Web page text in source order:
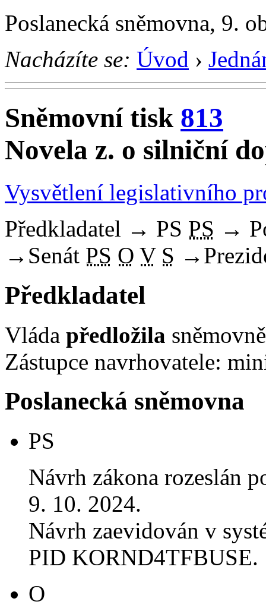
Poslanecká sněmovna, 9.
Nacházíte se: Úvod ›
Sněmovní tisk 813
Novela z. o silniční
Vysvětlení legislativního
Předkladatel → PS PS →
→ Senát PS O V S →
Předkladatel
Vláda předložila
Zástupce navrhovatele:
Poslanecká sněmovna
PS
Návrh zákona rozeslán
9. 10. 2024.
Návrh zaevidován v
PID KORND4TFBUSE.
O